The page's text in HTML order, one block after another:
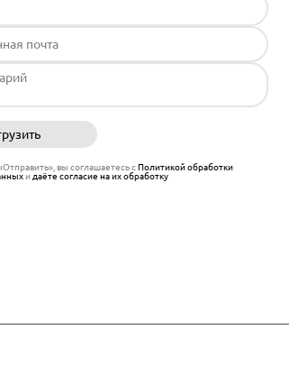
вы соглашаетесь сПолитикой обработки
и даёте согласие на их обработку